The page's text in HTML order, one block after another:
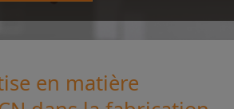
en matière